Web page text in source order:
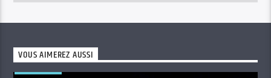
VOUS AIMEREZ AUSSI